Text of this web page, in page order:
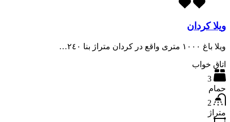
ویلا کردان
ويلا باغ ١٠٠٠ مترى واقع در کردان متراژ بنا ٢٤٠…
اتاق خواب
3
حمام
2
متراژ